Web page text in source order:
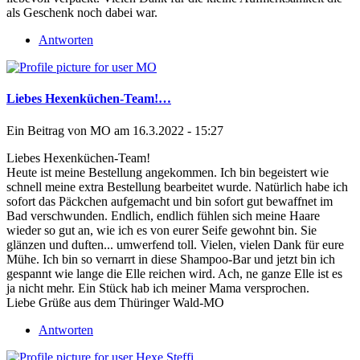
als Geschenk noch dabei war.
Antworten
Liebes Hexenküchen-Team!…
Ein Beitrag von MO am 16.3.2022 - 15:27
Liebes Hexenküchen-Team!
Heute ist meine Bestellung angekommen. Ich bin begeistert wie
schnell meine extra Bestellung bearbeitet wurde. Natürlich habe ich
sofort das Päckchen aufgemacht und bin sofort gut bewaffnet im
Bad verschwunden. Endlich, endlich fühlen sich meine Haare
wieder so gut an, wie ich es von eurer Seife gewohnt bin. Sie
glänzen und duften... umwerfend toll. Vielen, vielen Dank für eure
Mühe. Ich bin so vernarrt in diese Shampoo-Bar und jetzt bin ich
gespannt wie lange die Elle reichen wird. Ach, ne ganze Elle ist es
ja nicht mehr. Ein Stück hab ich meiner Mama versprochen.
Liebe Grüße aus dem Thüringer Wald-MO
Antworten